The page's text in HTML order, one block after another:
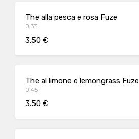
The alla pesca e rosa Fuze
0,33
3.50 €
The al limone e lemongrass Fuze
0,45
3.50 €